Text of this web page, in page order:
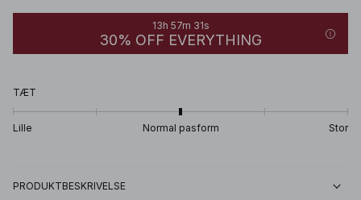
13h 57m 31s
30% OFF EVERYTHING
TÆT
Lille Normal pasform Stor
PRODUKTBESKRIVELSE